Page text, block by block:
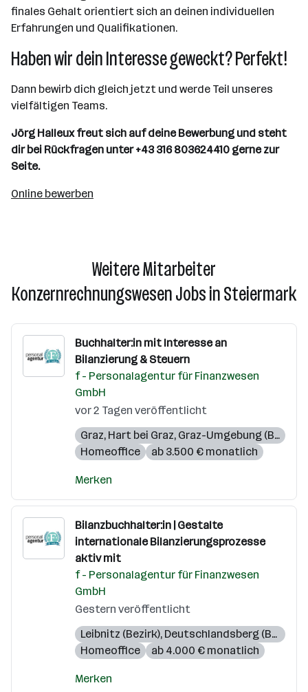
finales Gehalt orientiert sich an deinen individuellen
Erfahrungen und Qualifikationen.
Haben wir dein Interesse geweckt? Perfekt!
Dann bewirb dich gleich jetzt und werde Teil unseres
vielfältigen Teams.
Jörg Halleux freut sich auf deine Bewerbung und steht
dir bei Rückfragen unter +43 316 803624410 gerne zur
Seite.
Online bewerben
Weitere Mitarbeiter
Konzernrechnungswesen Jobs in Steiermark
Buchhalter:in mit Interesse an
Bilanzierung & Steuern
f - Personalagentur für Finanzwesen
GmbH
vor 2 Tagen veröffentlicht
Graz, Hart bei Graz, Graz-Umgebung (Bezirk)
Homeoffice
ab 3.500 € monatlich
Merken
Bilanzbuchhalter:in | Gestalte
internationale Bilanzierungsprozesse
aktiv mit
f - Personalagentur für Finanzwesen
GmbH
Gestern veröffentlicht
Leibnitz (Bezirk), Deutschlandsberg (Bezirk)
Homeoffice
ab 4.000 € monatlich
Merken